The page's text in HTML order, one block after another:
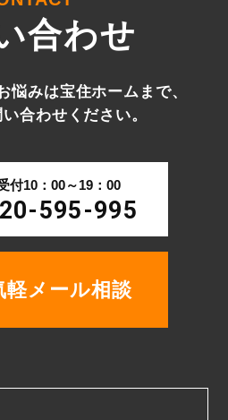
合わせ
悩みは宝住ホームまで、
合わせください。
付10：00～19：00
595-995
軽メール相談